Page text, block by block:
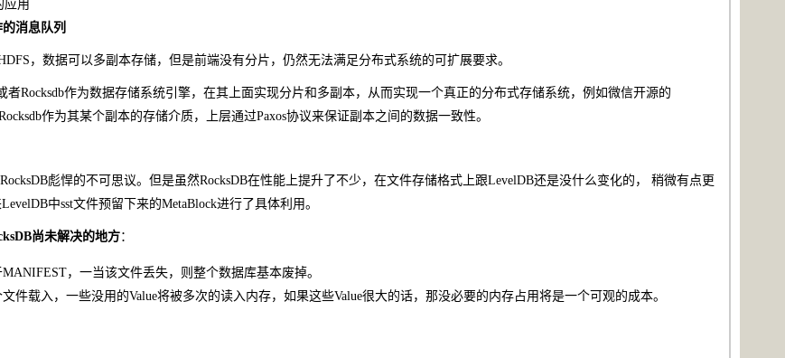
应用
消息队列
，数据可以多副本存储，但是前端没有分片，仍然无法满足分布式系统的可扩展要求。
者Rocksdb作为数据存储系统引擎，在其上面实现分片和多副本，从而实现一个真正的分布式存储系统，例如微信开源的
作为其某个副本的存储介质，上层通过Paxos协议来保证副本之间的数据一致性。
彪悍的不可思议。但是虽然RocksDB在性能上提升了不少，在文件存储格式上跟LevelDB还是没什么变化的， 稍微有点更
中sst文件预留下来的MetaBlock进行了具体利用。
尚未解决的地方：
，一当该文件丢失，则整个数据库基本废掉。
件载入，一些没用的Value将被多次的读入内存，如果这些Value很大的话，那没必要的内存占用将是一个可观的成本。